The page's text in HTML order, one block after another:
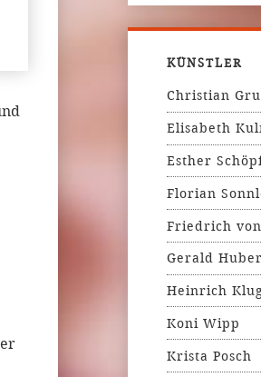
KÜNSTLER
Christian
Elisabeth
Esther
Florian
Friedrich
Gerald Huber
Heinrich
Koni Wipp
Krista Posch